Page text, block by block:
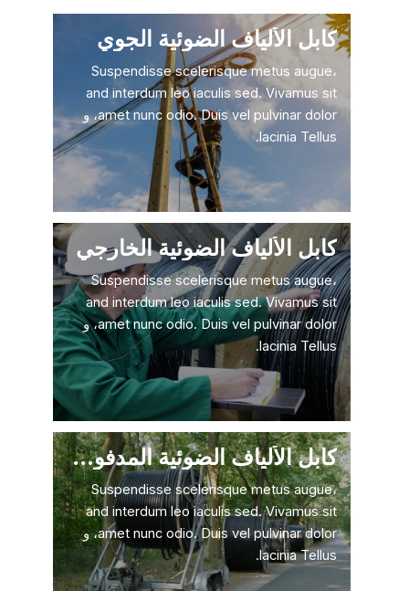
كابل الألياف الضوئية الجوي
Suspendisse scelerisque metus augue،
and interdum leo iaculis sed. Vivamus sit
amet nunc odio. Duis vel pulvinar dolor، و
lacinia Tellus.
كابل الألياف الضوئية الخارجي
Suspendisse scelerisque metus augue،
and interdum leo iaculis sed. Vivamus sit
amet nunc odio. Duis vel pulvinar dolor، و
lacinia Tellus.
كابل الألياف الضوئية المدفون مباشرة
Suspendisse scelerisque metus augue،
and interdum leo iaculis sed. Vivamus sit
amet nunc odio. Duis vel pulvinar dolor، و
lacinia Tellus.